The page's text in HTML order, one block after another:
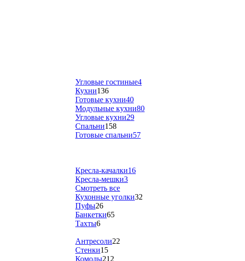
Угловые гостиные4
Кухни136
Готовые кухни40
Модульные кухни80
Угловые кухни29
Спальни158
Готовые спальни57
Кресла-качалки16
Кресла-мешки3
Смотреть все
Кухонные уголки32
Пуфы26
Банкетки65
Тахты6
Антресоли22
Стенки15
Комоды212